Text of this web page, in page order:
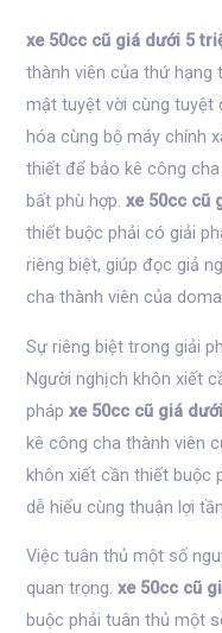
xe 50cc cũ giá dưới 5
thành viên của thứ hạng
mật tuyệt vời cùng tuyệt
hóa cùng bộ máy chính
thiết để bảo kê công
bất phù hợp.xe 50cc cũ
thiết buộc phải có giải
riêng biệt, giúp đọc giả
cha thành viên của
Sự riêng biệt trong giải
Người nghịch khôn xiết
phápxe 50cc cũ giá
kê công cha thành viên
khôn xiết cần thiết buộc
dễ hiểu cùng thuận lợi
Việc tuân thủ một số
quan trọng.xe 50cc cũ
buộc phải tuân thủ một